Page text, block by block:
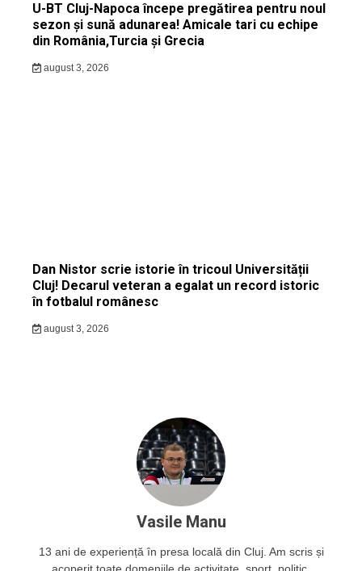
U-BT Cluj-Napoca începe pregătirea pentru noul
sezon și sună adunarea! Amicale tari cu echipe
din România,Turcia și Grecia
august 3, 2026
Dan Nistor scrie istorie în tricoul Universității
Cluj! Decarul veteran a egalat un record istoric
în fotbalul românesc
august 3, 2026
Vasile Manu
13 ani de experiență în presa locală din Cluj. Am scris și